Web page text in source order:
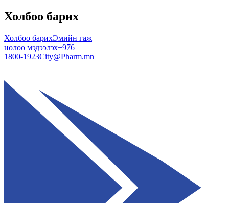
Холбоо барих
Холбоо барихЭмийн гаж
нөлөө мэдээлэх+976
1800-1923City@Pharm.mn